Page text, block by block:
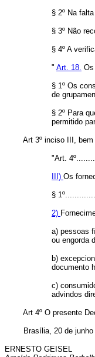
§ 2º Na
§ 3º Não
§ 4º A
" Art. 18.
§ 1º Os
de
§ 2º Para
permitido
Art 3º inciso III,
"Art.
III) Os
§
2)
a) pessoas
ou engorda
b)
documento
c)
advindos
Art 4º O presente
Brasília, 20 de junho
ERNESTO GEISEL